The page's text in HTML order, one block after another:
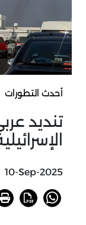
أحدث التطورات
تنديد
10-Sep-2025